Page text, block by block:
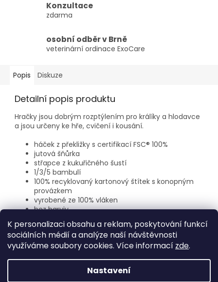
K personalizaci obsahu a reklam, poskytování funkcí
sociálních médií a analýze naší návštěvnosti
využíváme soubory cookies. Více informací zde.
Nastavení
Konzultace
zdarma
osobní odběr v Brně
veterinární ordinace ExoCare
Popis Diskuze
Detailní popis produktu
Hračky jsou dobrým rozptýlením pro králíky a hlodavce
a jsou určeny ke hře, cvičení i kousání.
háček z překližky s certifikací FSC® 100%
jutová šňůrka
střapce z kukuřičného šustí
1/3/5 bambulí
100% recyklovaný kartonový štítek s konopným
provázkem
vyrobené ze 100% vláken
bez barviv
Vytvořil Shoptet